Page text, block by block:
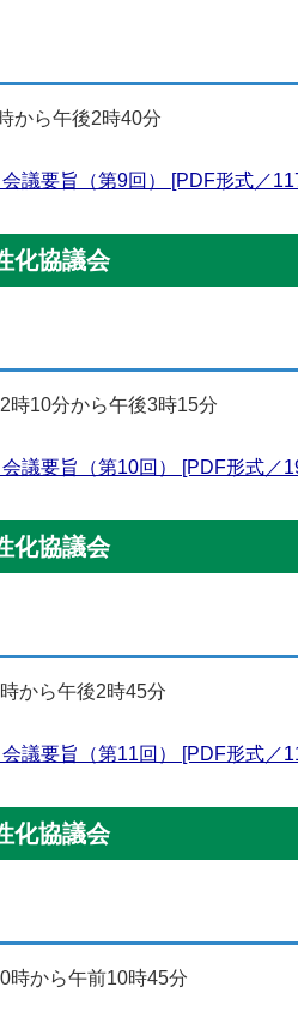
から午後2時40分
議要旨（第9回） [PDF形式／
化協議会
時10分から午後3時15分
議要旨（第10回） [PDF形式／
化協議会
から午後2時45分
議要旨（第11回） [PDF形式／
化協議会
時から午前10時45分